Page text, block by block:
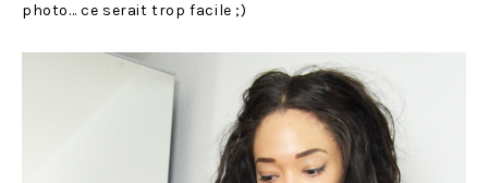
photo… ce serait trop facile ;)